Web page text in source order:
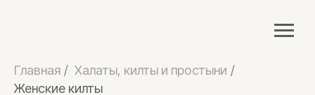
Главная / Халаты, килты и простыни /
Женские килты